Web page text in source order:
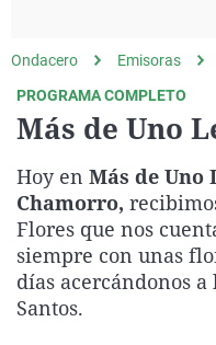
Economía
Deportes
El tiempo
Más noticias
Ondacero Emisoras
PROGRAMA COMPLETO
Más de Uno
Hoy en Más de Uno
Chamorro,
Flores que nos
siempre con unas
días acercándonos a
Santos.